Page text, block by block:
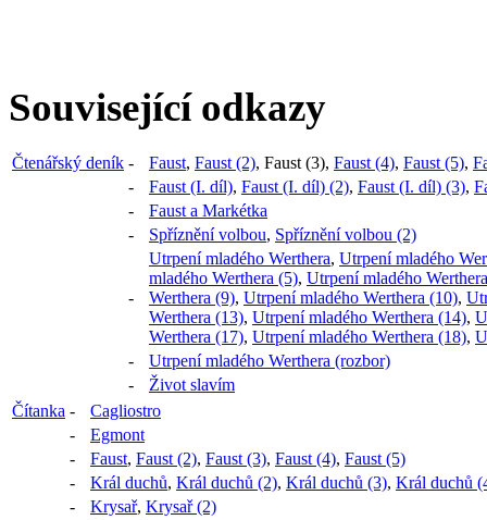
Související odkazy
Čtenářský deník - Faust, Faust (2), Faust (3), Faust (4), Faust (5),
-
Faust (I. díl), Faust (I. díl) (2), Faust (I. díl) (3),
-
Faust a Markétka
-
Spříznění volbou, Spříznění volbou (2)
-
Utrpení mladého Werthera, Utrpení mladého
mladého Werthera (5), Utrpení mladého
Werthera (9), Utrpení mladého Werthera (10),
Werthera (13), Utrpení mladého Werthera (14),
Werthera (17), Utrpení mladého Werthera (18),
-
Utrpení mladého Werthera (rozbor)
-
Život slavím
Čítanka -
Cagliostro
-
Egmont
-
Faust, Faust (2), Faust (3), Faust (4), Faust (5)
-
Král duchů, Král duchů (2), Král duchů (3), Král duchů
-
Krysař, Krysař (2)